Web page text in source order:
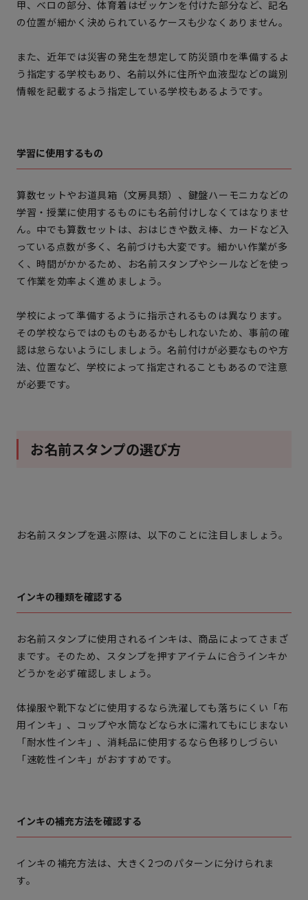
甲、ベロの部分、体育着はゼッケンを付けた部分など、記名
の位置が細かく決められているケースも少なくありません。
また、近年では災害の発生を想定して防災頭巾を準備するよ
う指定する学校もあり、名前以外に住所や血液型などの識別
情報を記載するよう指定している学校もあるようです。
学習に使用するもの
算数セットやお道具箱（文房具類）、鍵盤ハーモニカなどの
学習・授業に使用するものにも名前付けしなくてはなりませ
ん。中でも算数セットは、おはじきや数え棒、カードなど入
っている 点数が多く、名前づけも大変です。細かい作業が多
く、時間がかかるため、お名前スタンプやシールなどを使っ
て作業を効率よく進めましょう。
学校によって準備するように指示されるものは異なります。
その学校ならではのものもあるかもしれないため、事前の確
認は怠らないようにしましょう。名前付けが必要なものや方
法、位置など、学校によって指定されることもあるので注意
が必要です。
お名前スタンプの選び方
お名前スタンプを選ぶ際は、以下のことに注目しましょう。
インキの種類を確認する
お名前スタンプに使用されるインキは、商品によってさまざ
まです。そのため、スタンプを押すアイテムに合うインキか
どうかを必ず確認しましょう。
体操服や靴下などに使用するなら洗濯しても落ちにくい「布
用インキ」、コップや水筒などなら水に濡れてもにじまない
「耐水性インキ」、消耗品に使用するなら色移りしづらい
「速乾性インキ」がおすすめです。
インキの補充方法を確認する
インキの補充方法は、大きく2つのパターンに分けられま
す。